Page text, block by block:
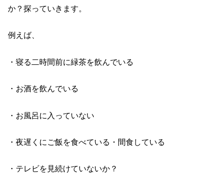
か？探っていきます。
例えば、
・寝る二時間前に緑茶を飲んでいる
・お酒を飲んでいる
・お風呂に入っていない
・夜遅くにご飯を食べている・間食している
・テレビを見続けていないか？